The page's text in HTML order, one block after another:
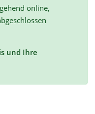
online,
und Ihre